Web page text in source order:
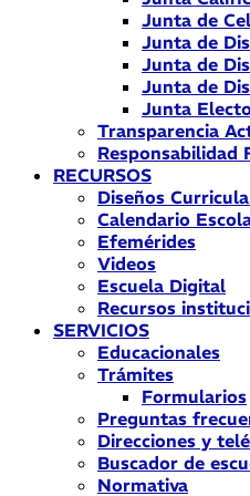
Junta de
Junta de
Junta de
Junta de
Junta
Transparencia
Responsabilidad
RECURSOS
Diseños
Calendario
Efemérides
Videos
Escuela Digital
Recursos
SERVICIOS
Educacionales
Trámites
Formularios
Preguntas
Direcciones y
Buscador de
Normativa